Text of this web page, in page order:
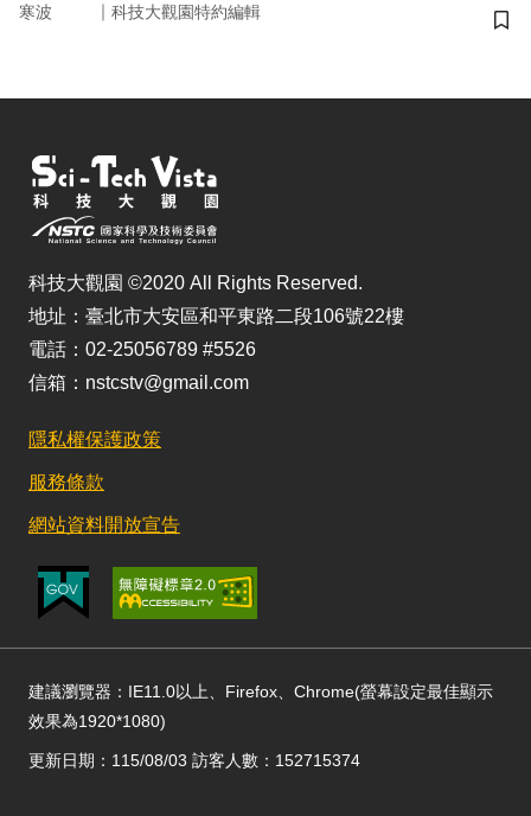
寒波 ｜ 科技大觀園特約編輯
儲
科技大觀園 ©2020 All Rights Reserved.
地址：臺北市大安區和平東路二段106號22樓
電話：02-25056789 #5526
信箱：nstcstv@gmail.com
隱私權保護政策
服務條款
網站資料開放宣告
建議瀏覽器：IE11.0以上、Firefox、Chrome(螢幕設定最佳顯示
效果為1920*1080)
更新日期：115/08/03 訪客人數：152715374